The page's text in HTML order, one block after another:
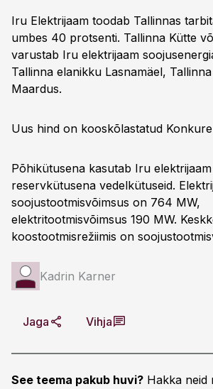
Iru Elektrijaam toodab Tallinnas
umbes 40 protsenti. Tallinna Kütte
varustab Iru elektrijaam
Tallinna elanikku Lasnamäel,
Maardus.
Uus hind on kooskõlastatud
Põhikütusena kasutab Iru
reservkütusena vedelkütuseid.
soojustootmisvõimsus on 764 MW,
elektritootmisvõimsus 190 MW.
koostootmisrežiimis on
Kadrin Karner
Jaga Vihja
See teema pakub huvi? Hakka neid